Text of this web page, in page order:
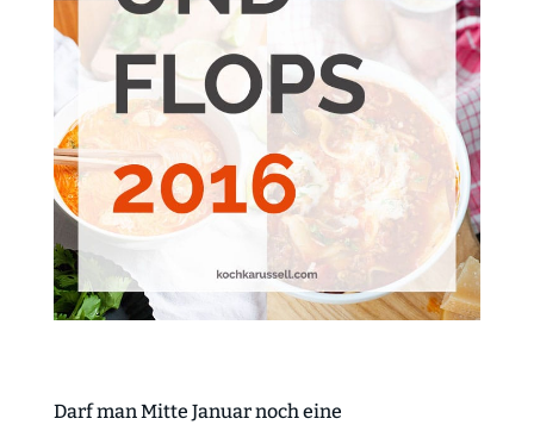
Darf man Mitte Januar noch eine